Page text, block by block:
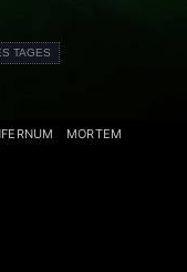
TAGES
MORTEM